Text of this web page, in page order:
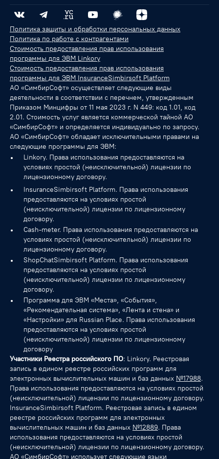
Политика защиты и обработки персональных данных
Политика по работе с контрагентами
Стоимость предоставления прав использования
программы для ЭВМ Linkory
Стоимость предоставления прав использования
программы для ЭВМ InsuranceSimbirsoft Platform
АО «СимбирСофт» осуществляет следующие виды
деятельности в соответствии с перечнем, утвержденным
Приказом Минцифры от 11 мая 2023 г. N 449: код 1.01, код
2.01. Стоимость услуг является коммерческой тайной АО
«СимбирСофт» и определяется индивидуально по запросу.
АО «СимбирСофт» обладает исключительными правами на
следующие программы для ЭВМ:
Linkory. Права использования предоставляются на
условиях простой (неисключительной) лицензии по
лицензионному договору.
InsuranceSimbirsoft Platform. Права использования
предоставляются на условиях простой
(неисключительной) лицензии по лицензионному
договору.
Cash-meter. Права использования предоставляются на
условиях простой (неисключительной) лицензии по
лицензионному договору.
ShopChatSimbirsoft Platform. Права использования
предоставляются на условиях простой
(неисключительной) лицензии по лицензионному
договору.
Программа для ЭВМ «Места», «События»,
«Рекомендательная система», «Лента и стена» и
«Настройки» для Russian Place. Права использования
предоставляются на условиях простой
(неисключительной) лицензии по лицензионному
договору
Участники Реестра российского ПО: Linkory. Реестровая
запись в едином реестре российских программ для
электронных вычислительных машин и баз данных №17988.
Права использования предоставляются на условиях простой
(неисключительной) лицензии по лицензионному договору.
InsuranceSimbirsoft Platform. Реестровая запись в едином
реестре российских программ для электронных
вычислительных машин и баз данных №12889. Права
использования предоставляются на условиях простой
(неисключительной) лицензии по лицензионному договору.
АО «СимбирСофт» использует следующие языки